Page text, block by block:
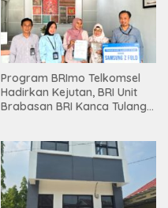
Program BRImo Telkomsel
Hadirkan Kejutan, BRI Unit
Brabasan BRI Kanca Tulang
Mesuji